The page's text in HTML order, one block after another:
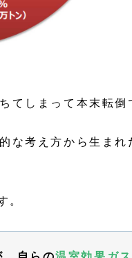
てしまって本末転倒
な考え方から生まれ
。